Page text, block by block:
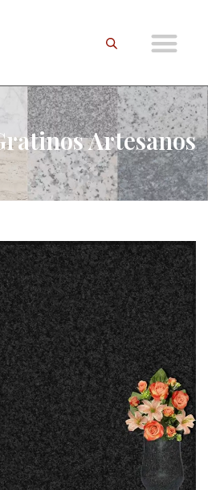
Artesanos